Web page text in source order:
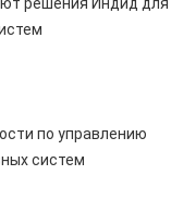
по управлению
систем